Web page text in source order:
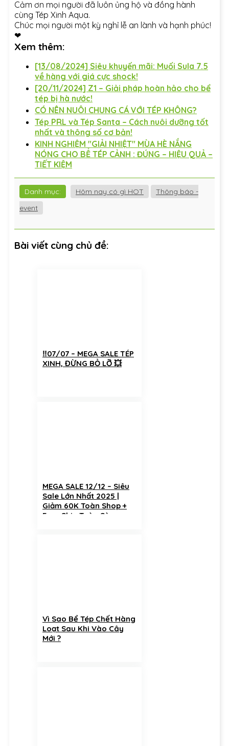
Cảm ơn mọi người đã luôn ủng hộ và đồng hành
cùng Tép Xinh Aqua.
Chúc mọi người một kỳ nghỉ lễ an lành và hạnh phúc!
❤
Xem thêm:
[13/08/2024] Siêu khuyến mãi: Muối Sula 7.5
về hàng với giá cực shock!
[20/11/2024] Z1 – Giải pháp hoàn hảo cho bể
tép bị hà nước!
CÓ NÊN NUÔI CHUNG CÁ VỚI TÉP KHÔNG?
Tép PRL và Tép Santa – Cách nuôi dưỡng tốt
nhất và thông số cơ bản!
KINH NGHIỆM "GIẢI NHIỆT" MÙA HÈ NẮNG
NÓNG CHO BỂ TÉP CẢNH : ĐÚNG – HIỆU QUẢ –
TIẾT KIỆM
Danh mục: Hôm nay có gì HOT
Thông báo -
event
Bài viết cùng chủ đề:
‼️07/07 – MEGA SALE TÉP
XINH, ĐỪNG BỎ LỠ 💥
MEGA SALE 12/12 – Siêu
Sale Lớn Nhất 2025 |
Giảm 60K Toàn Shop +
Free Ship Toàn Sàn
Vì Sao Bể Tép Chết Hàng
Loạt Sau Khi Vào Cây
Mới ?